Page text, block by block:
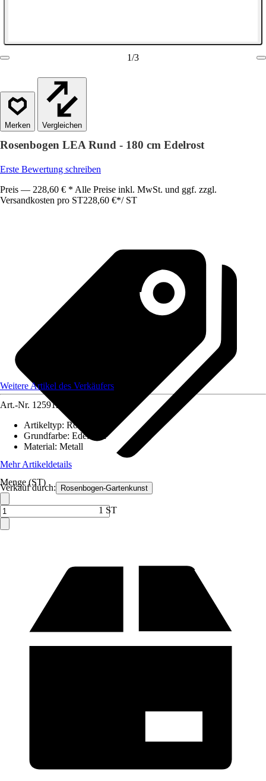
1/3
Vergleichen
Rosenbogen LEA Rund - 180 cm Edelrost
Erste Bewertung schreiben
Preis — 228,60 € * Alle Preise inkl. MwSt. und ggf. zzgl.
Versandkosten pro ST228,60 €*/ ST
Verkauf durch: Rosenbogen-Gartenkunst
Weitere Artikel des Verkäufers
Art.-Nr. 12591222
Artikeltyp: Rosenbogen
Grundfarbe: Edelstahl
Material: Metall
Mehr Artikeldetails
Menge (ST)
1 ST